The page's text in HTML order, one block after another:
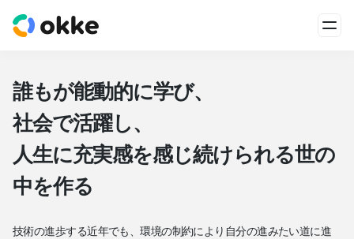
誰もが能動的に学び、
社会で活躍し、
人生に充実感を感じ続けられる世の
中を作る
技術の進歩する近年でも、環境の制約により自分の進みたい道に進